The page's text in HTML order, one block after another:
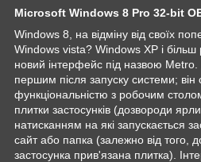
Microsoft Windows 8 Pro 32-bit
Windows 8, на відміну від своїх
Windows vista? Windows XP і більш
новий інтерфейс під назвою
першим після запуску системи; він
функціональністю з робочим
плитки застосунків (дозвороди
натисканням на які запускається
сайт або папка (залежно від того,
застосунка прив'язана плитка).